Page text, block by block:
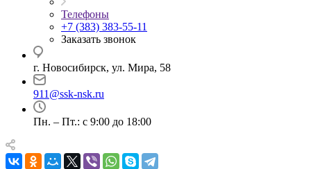
Телефоны
+7 (383) 383-55-11
Заказать звонок
г. Новосибирск, ул. Мира, 58
911@ssk-nsk.ru
Пн. – Пт.: с 9:00 до 18:00